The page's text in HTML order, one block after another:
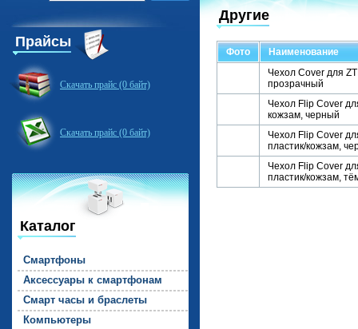
Прайсы
Скачать прайс (0 байт)
Скачать прайс (0 байт)
Каталог
Смарт­фо­ны
Ак­сессу­ары к смарт­фо­нам
Смарт ча­сы и брас­ле­ты
Компь­юте­ры
Другие
Фото
Наименование
Чехол Cover для
прозрачный
Чехол Flip Cover
кожзам, черный
Чехол Flip Cover
пластик/кожзам,
Чехол Flip Cover
пластик/кожзам,